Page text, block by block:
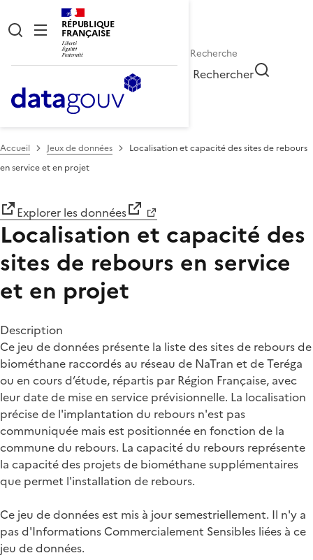
RÉPUBLIQUE
FRANÇAISE
Rechercher
Accueil Jeux de données
Localisation et capacité des sites de rebours
en service et en projet
Explorer les données
Localisation et capacité des
sites de rebours en service
et en projet
Description
Ce jeu de données présente la liste des sites de rebours de
biométhane raccordés au réseau de NaTran et de Teréga
ou en cours d’étude, répartis par Région Française, avec
leur date de mise en service prévisionnelle. La localisation
précise de l'implantation du rebours n'est pas
communiquée mais est positionnée en fonction de la
commune du rebours. La capacité du rebours représente
la capacité des projets de biométhane supplémentaires
que permet l'installation de rebours.
Ce jeu de données est mis à jour semestriellement. Il n'y a
pas d'Informations Commercialement Sensibles liées à ce
jeu de données.